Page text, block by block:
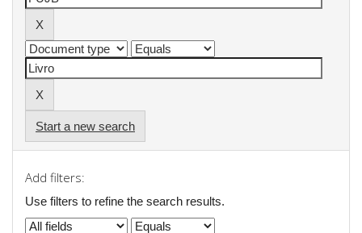
Start a new search
Add filters:
Use filters to refine the search results.